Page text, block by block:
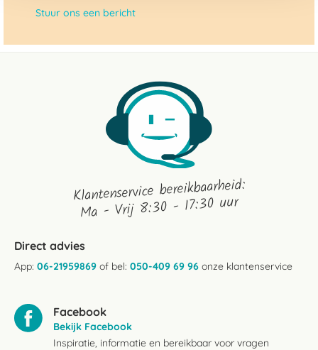
Stuur ons een bericht
Klantenservice bereikbaarheid:
Ma - Vrij 8:30 - 17:30 uur
Direct advies
App: 06-21959869 of bel: 050-409 69 96 onze klantenservice
Facebook
Bekijk Facebook
Inspiratie, informatie en bereikbaar voor vragen